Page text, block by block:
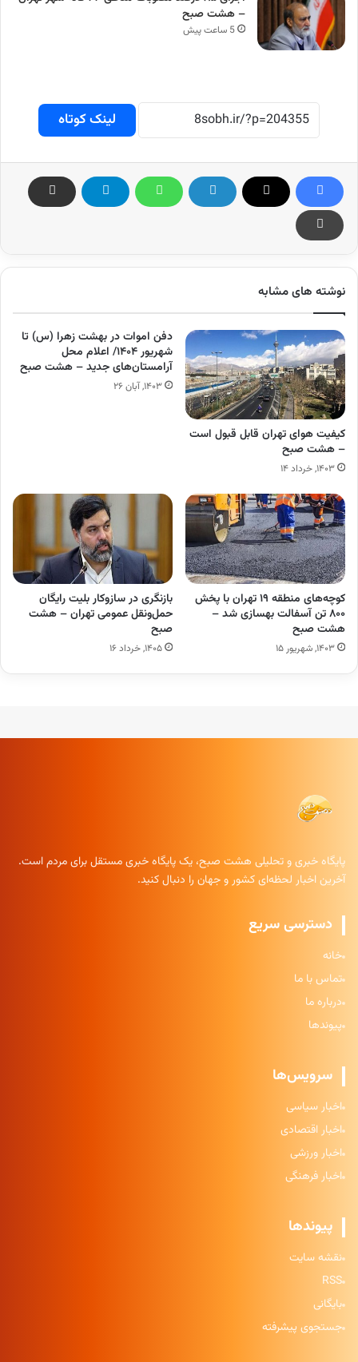
– هشت صبح
5 ساعت پیش
لینک کوتاه
نوشته های مشابه
کیفیت هوای تهران قابل قبول است
– هشت صبح
۱۴۰۳, خرداد ۱۴
دفن اموات در بهشت زهرا (س) تا
شهریور ۱۴۰۴/ اعلام محل
آرامستان‌های جدید – هشت صبح
۱۴۰۳, آبان ۲۶
کوچه‌های منطقه ۱۹ تهران با پخش
۸۰۰ تن آسفالت بهسازی شد –
هشت صبح
۱۴۰۳, شهریور ۱۵
بازنگری در سازوکار بلیت رایگان
حمل‌ونقل عمومی تهران – هشت
صبح
۱۴۰۵, خرداد ۱۶
پایگاه خبری و تحلیلی هشت صبح، یک پایگاه خبری مستقل برای مردم است.
آخرین اخبار لحظه‌ای کشور و جهان را دنبال کنید.
دسترسی سریع
خانه
تماس با ما
درباره ما
پیوندها
سرویس‌ها
اخبار سیاسی
اخبار اقتصادی
اخبار ورزشی
اخبار فرهنگی
پیوندها
نقشه سایت
RSS
بایگانی
جستجوی پیشرفته